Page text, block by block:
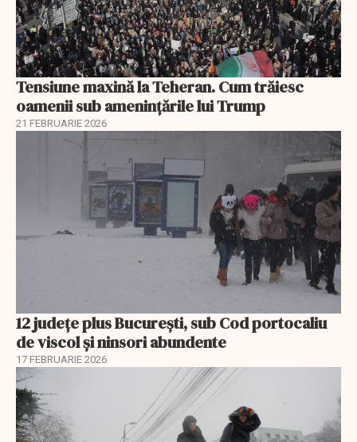
Tensiune maxină la Teheran. Cum trăiesc
oamenii sub amenințările lui Trump
21 FEBRUARIE 2026
12 județe plus București, sub Cod portocaliu
de viscol și ninsori abundente
17 FEBRUARIE 2026